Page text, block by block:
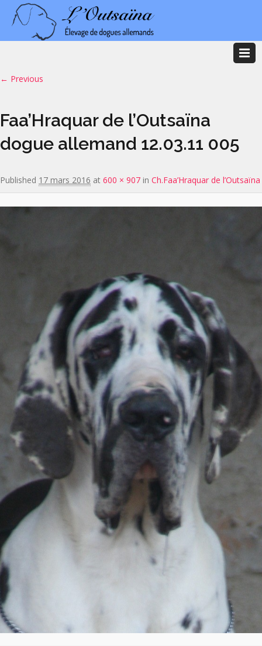
Image navigation
← Previous
Faa’Hraquar de l’Outsaïna
dogue allemand 12.03.11 005
Published 17 mars 2016 at 600 × 907 in Ch.Faa’Hraquar de l’Outsaïna